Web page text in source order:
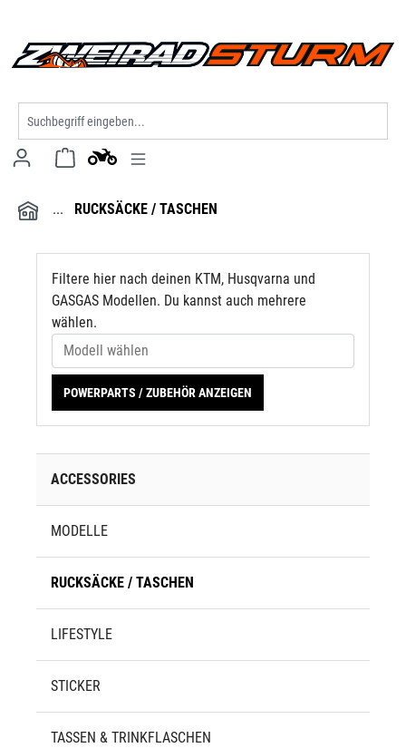
RUCKSÄCKE / TASCHEN
Filtere hier nach deinen KTM, Husqvarna und
GASGAS Modellen. Du kannst auch mehrere
wählen.
POWERPARTS / ZUBEHÖR ANZEIGEN
ACCESSORIES
MODELLE
RUCKSÄCKE / TASCHEN
LIFESTYLE
STICKER
TASSEN & TRINKFLASCHEN